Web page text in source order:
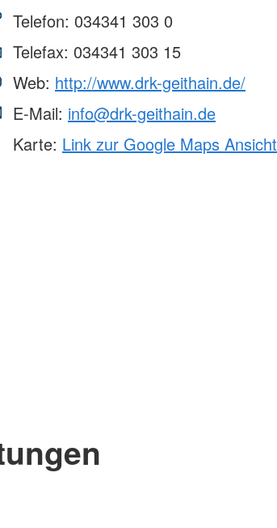
Telefon: 034341 303 0
Telefax: 034341 303 15
Web: http://www.drk-geithain.de/
E-Mail: info@drk-geithain.de
Karte: Link zur Google Maps Ansicht